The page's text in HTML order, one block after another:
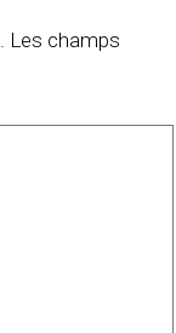
Les champs